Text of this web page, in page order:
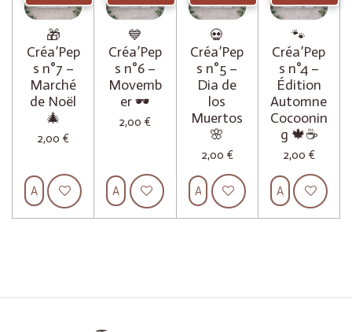
🎁
Créa’Pep
s n°7 –
Marché
de Noël
🎄
2,00 €
Ajouter au panier
💙
Créa’Pep
s n°6 –
Movemb
er 🕶️
2,00 €
Ajouter au panier
💀
Créa’Pep
s n°5 –
Dia de
los
Muertos
🌸
2,00 €
Ajouter au panier
🐾
Créa’Pep
s n°4 –
Édition
Automne
Cocoonin
g 🍁☕
2,00 €
Ajouter au